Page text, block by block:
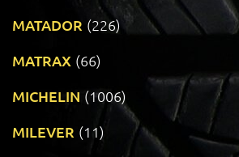
MATADOR (226)
MATRAX (66)
MICHELIN (1006)
MILEVER (11)